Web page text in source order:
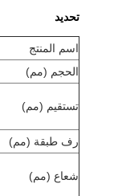
تحديد
اسم المنتج
الحجم (مم)
تستقيم (مم)
رف طبقة (مم)
شعاع (مم)